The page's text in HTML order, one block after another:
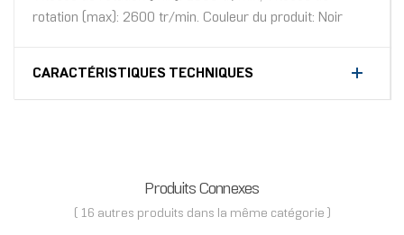
rotation (max): 2600 tr/min. Couleur du produit: Noir
CARACTÉRISTIQUES TECHNIQUES
Produits Connexes
( 16 autres produits dans la même catégorie )